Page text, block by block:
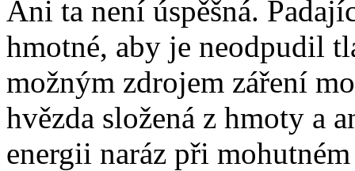
Ani ta není úspěšná.
hmotné, aby je neodpudil
možným zdrojem záření
hvězda složená z hmoty a
energii naráz při